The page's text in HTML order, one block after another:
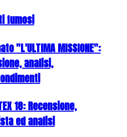
fumosi
"L'ULTIMA MISSIONE":
analisi,
18: Recensione,
ed analisi